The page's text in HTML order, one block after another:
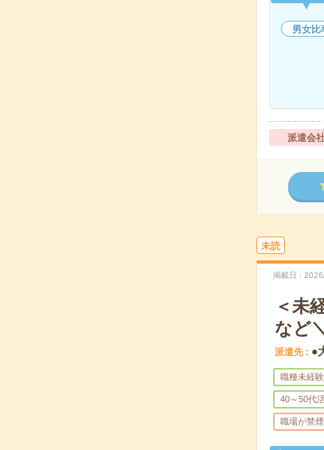
男女比
派遣会
未読
掲載日
＜未
など
派遣先 ●
職種未経
40～50代
職場が禁煙